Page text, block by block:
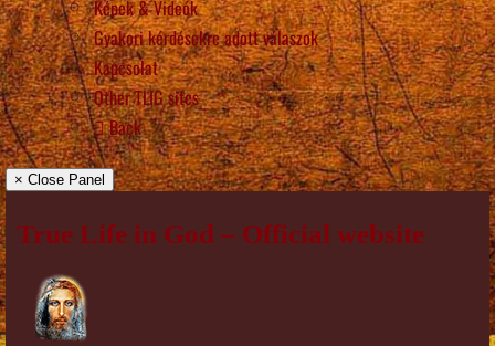
Képek & Videók
Gyakori kérdésekre adott válaszok
Kapcsolat
Other TLIG sites
Back
× Close Panel
True Life in God – Official website